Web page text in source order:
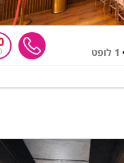
1 לופט